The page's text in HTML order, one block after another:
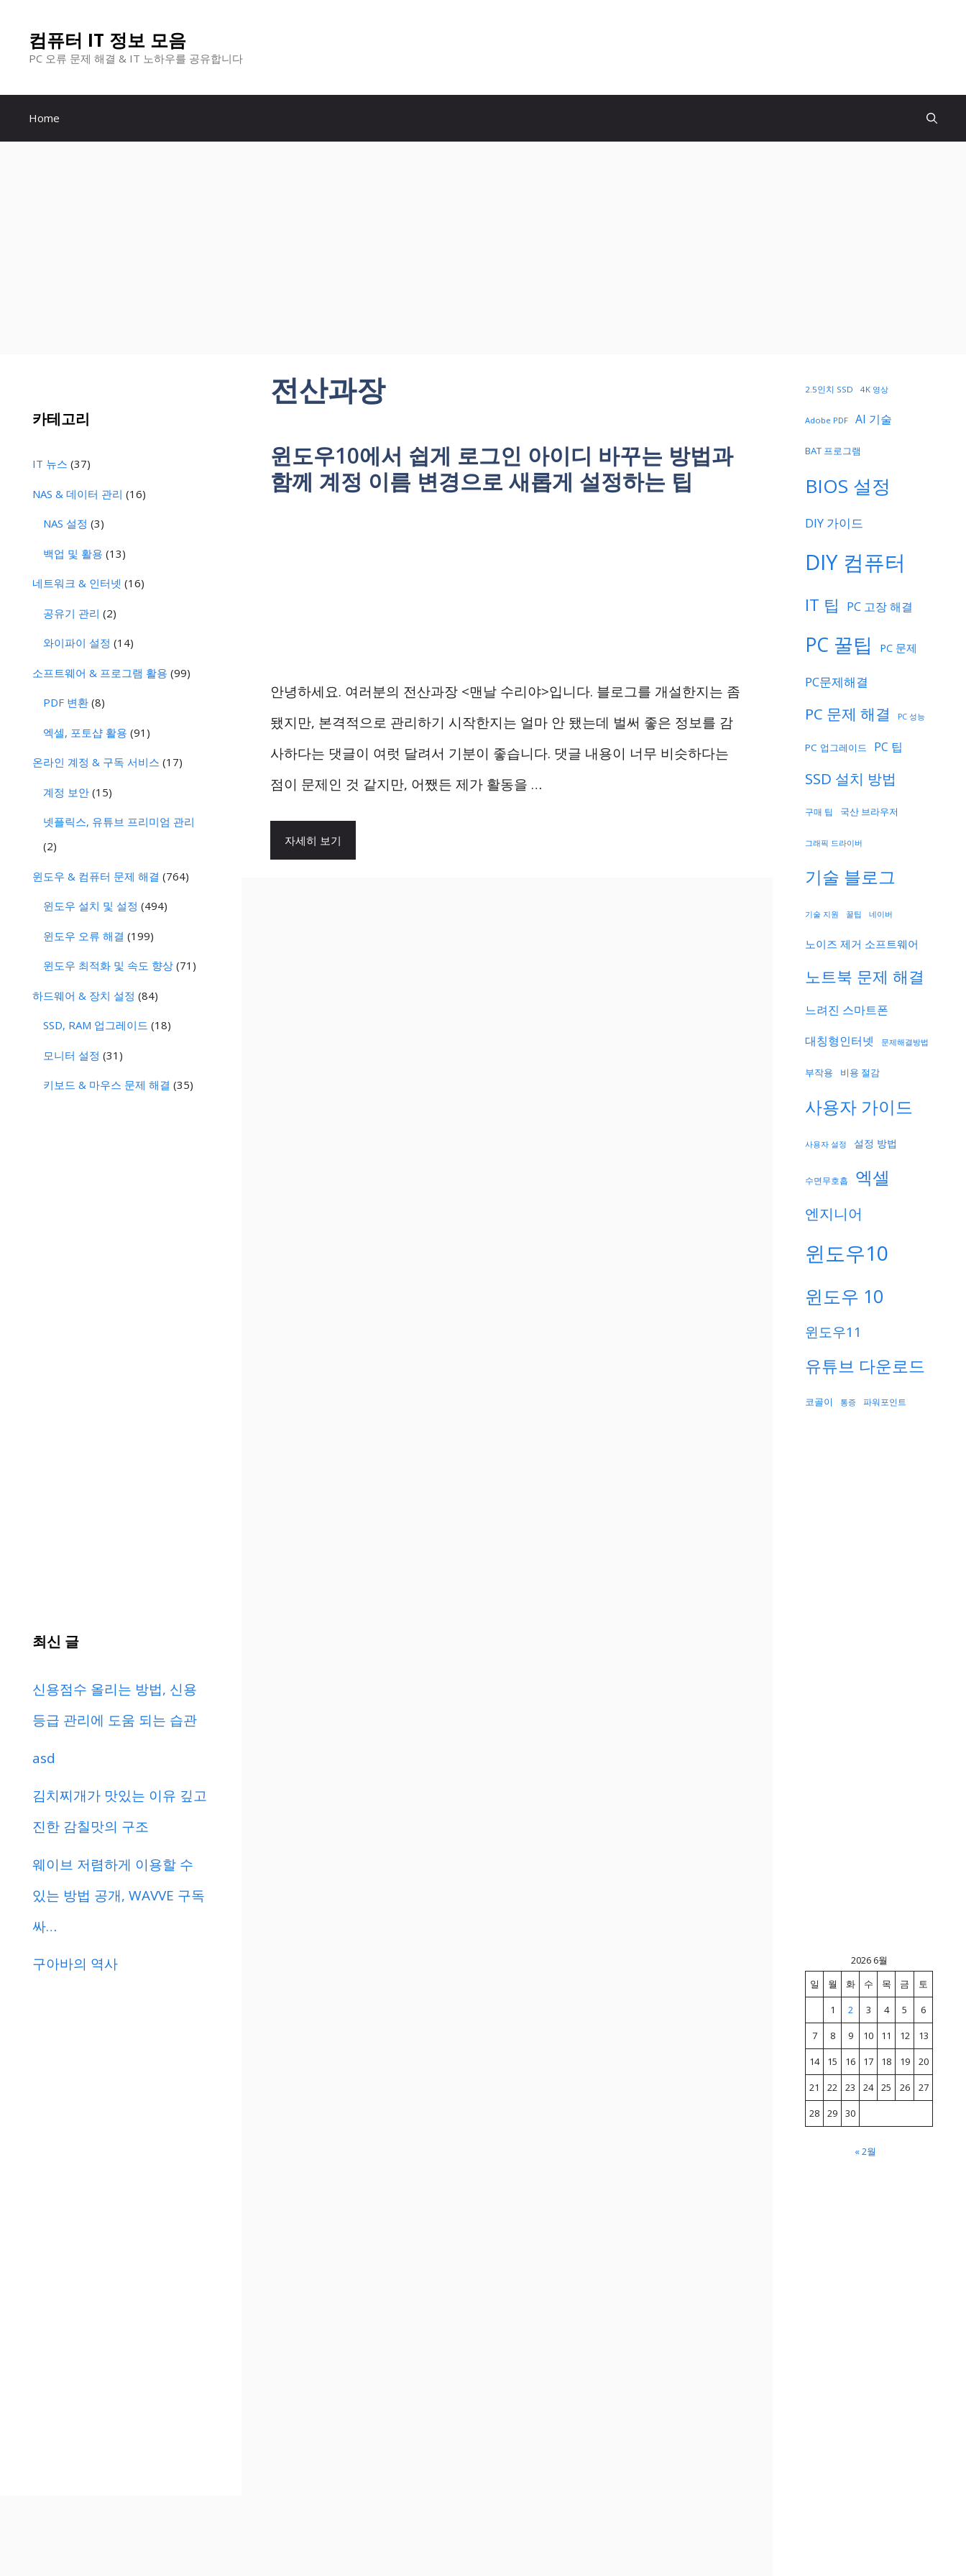
건
컴퓨터 IT 정보 모음
PC 오류 문제 해결 & IT 노하우를 공유합니다
Home
전산과장
윈도우10에서 쉽게 로그인 아이디 바꾸는 방법과
함께 계정 이름 변경으로 새롭게 설정하는 팁
안녕하세요. 여러분의 전산과장 <맨날 수리야>입니다. 블로그를 개설한지는 좀
됐지만, 본격적으로 관리하기 시작한지는 얼마 안 됐는데 벌써 좋은 정보를 감
사하다는 댓글이 여럿 달려서 기분이 좋습니다. 댓글 내용이 너무 비슷하다는
점이 문제인 것 같지만, 어쨌든 제가 활동을 …
자세히 보기
카테고리
IT 뉴스 (37)
NAS & 데이터 관리 (16)
NAS 설정 (3)
백업 및 활용 (13)
네트워크 & 인터넷 (16)
공유기 관리 (2)
와이파이 설정 (14)
소프트웨어 & 프로그램 활용 (99)
PDF 변환 (8)
엑셀, 포토샵 활용 (91)
온라인 계정 & 구독 서비스 (17)
계정 보안 (15)
넷플릭스, 유튜브 프리미엄 관리
(2)
윈도우 & 컴퓨터 문제 해결 (764)
윈도우 설치 및 설정 (494)
윈도우 오류 해결 (199)
윈도우 최적화 및 속도 향상 (71)
하드웨어 & 장치 설정 (84)
SSD, RAM 업그레이드 (18)
모니터 설정 (31)
키보드 & 마우스 문제 해결 (35)
최신 글
신용점수 올리는 방법, 신용
등급 관리에 도움 되는 습관
asd
김치찌개가 맛있는 이유 깊고
진한 감칠맛의 구조
웨이브 저렴하게 이용할 수
있는 방법 공개, WAVVE 구독
싸…
구아바의 역사
2.5인치 SSD 4K 영상
Adobe PDF AI 기술
BAT 프로그램
BIOS 설정
DIY 가이드
DIY 컴퓨터
IT 팁 PC 고장 해결
PC 꿀팁 PC 문제
PC문제해결
PC 문제 해결 PC 성능
PC 업그레이드 PC 팁
SSD 설치 방법
구매 팁 국산 브라우저
그래픽 드라이버
기술 블로그
기술 지원 꿀팁 네이버
노이즈 제거 소프트웨어
노트북 문제 해결
느려진 스마트폰
대칭형인터넷
문제해결방법
부작용 비용 절감
사용자 가이드
사용자 설정 설정 방법
수면무호흡 엑셀
엔지니어
윈도우10
윈도우 10
윈도우11
유튜브 다운로드
코골이 통증 파워포인트
2026 6월
일
월 화 수 목 금
토
1
2 3 4 5
6
7
8 9 10 11 12
13
14
15 16 17 18 19
20
21
22 23 24 25 26
27
28
29 30
« 2월